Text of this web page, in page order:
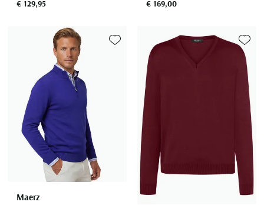
€ 129,95 € 169,00
Maerz
Toevoegen aan favorieten